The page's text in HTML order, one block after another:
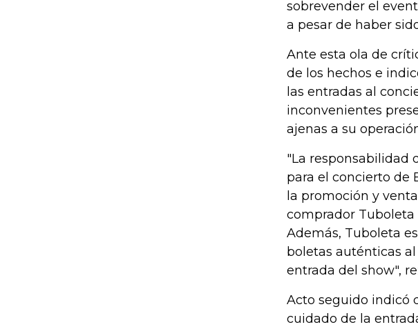
sobrevender el
a pesar de haber
Ante esta ola de
de los hechos e
las entradas al
inconvenientes
ajenas a su
"La responsabilidad
para el concierto de
la promoción y
comprador Tuboleta
Además, Tuboleta
boletas auténticas
entrada del show",
Acto seguido indicó
cuidado de la